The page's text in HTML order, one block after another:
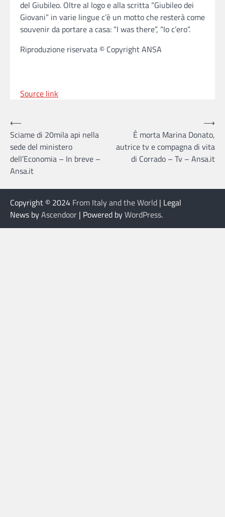
del Giubileo. Oltre al logo e alla scritta “Giubileo dei
Giovani” in varie lingue c’è un motto che resterà come
souvenir da portare a casa: “I was there”, “Io c’ero”.
Riproduzione riservata © Copyright ANSA
Source link
Post
navigation
⟵
Sciame di 20mila api nella
sede del ministero
dell’Economia – In breve –
Ansa.it
È morta Marina Donato,
autrice tv e compagna di vita
di Corrado – Tv – Ansa.it
⟶
Copyright © 2024 From Italy and the World | Legal
News byAscendoor | Powered byWordPress.